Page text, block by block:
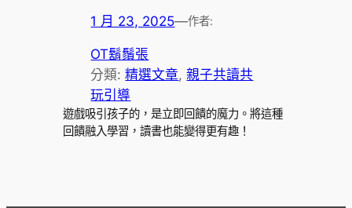
1 月 23, 2025—作者:
OT鬍鬚張
分類:精選文章, 親子共讀共
玩引導
遊戲吸引孩子的，是立即回饋的魔力。將這種
回饋融入學習，讀書也能變得更有趣！